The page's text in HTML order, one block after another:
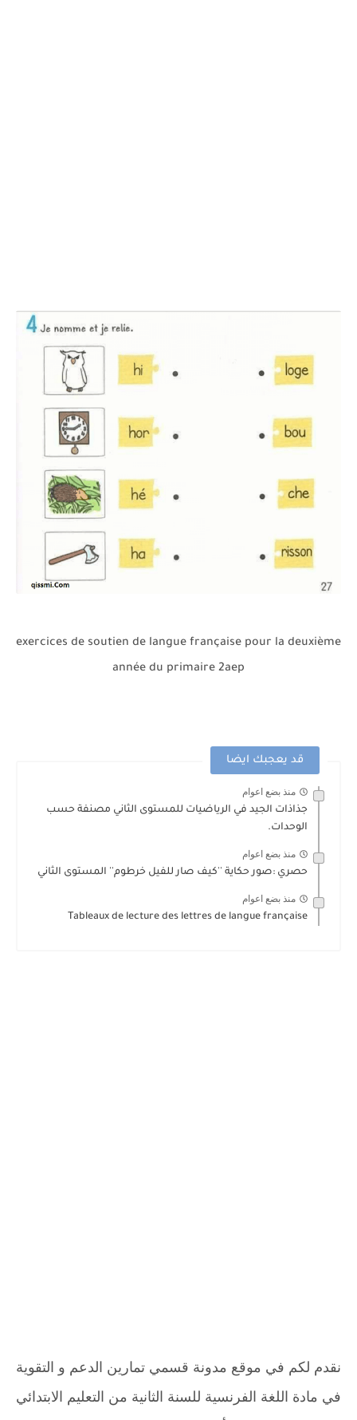
exercices de soutien de langue française pour la deuxième
année du primaire 2aep
قد يعجبك ايضا
منذ بضع اعوام
جذاذات الجيد في الرياضيات للمستوى الثاني مصنفة حسب
الوحدات.
منذ بضع اعوام
حصري :صور حكاية ''كيف صار للفيل خرطوم'' المستوى الثاني
منذ بضع اعوام
Tableaux de lecture des lettres de langue française
نقدم لكم في موقع مدونة قسمي تمارين الدعم و التقوية
في مادة اللغة الفرنسية للسنة الثانية من التعليم الابتدائي